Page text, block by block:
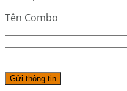
Tên Combo